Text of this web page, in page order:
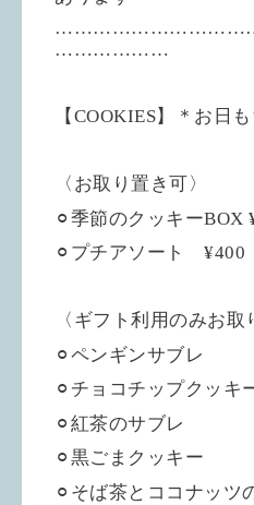
………………
【COOKIES】＊お日
〈お取り置き可〉
⚪︎季節のクッキーBOX
⚪︎プチアソート ¥400
〈ギフト利用のみお取
⚪︎ペンギンサブレ
⚪︎チョコチップクッキ
⚪︎紅茶のサブレ
⚪︎黒ごまクッキー
⚪︎そば茶とココナッツ